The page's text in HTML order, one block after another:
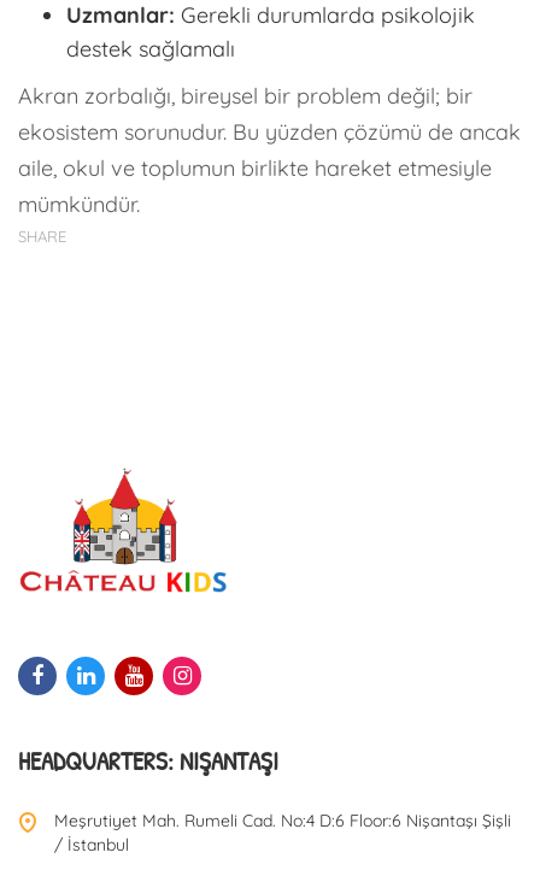
Uzmanlar: Gerekli durumlarda psikolojik
destek sağlamalı
Akran zorbalığı, bireysel bir problem değil; bir
ekosistem sorunudur. Bu yüzden çözümü de ancak
aile, okul ve toplumun birlikte hareket etmesiyle
mümkündür.
SHARE
HEADQUARTERS: NIŞANTAŞI
Meşrutiyet Mah. Rumeli Cad. No:4 D:6 Floor:6 Nişantaşı Şişli
/ İstanbul